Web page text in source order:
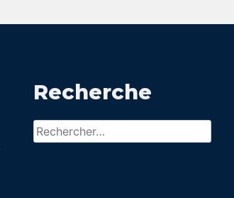
Recherche
Rechercher :